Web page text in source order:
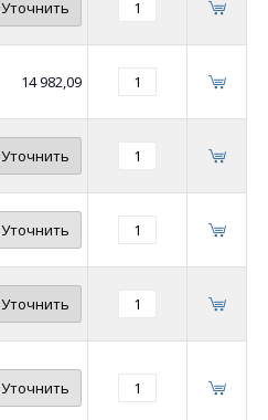
Уточнить
14 982,09
Уточнить
Уточнить
Уточнить
Уточнить